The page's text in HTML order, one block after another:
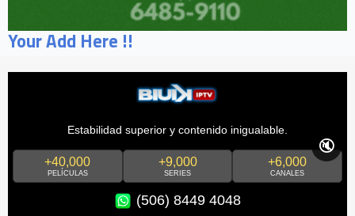
Your Add Here !!
Estabilidad superior y contenido inigualable.
+40,000
PELÍCULAS
+9,000
SERIES
+6,000
CANALES
(506) 8449 4048
🔇